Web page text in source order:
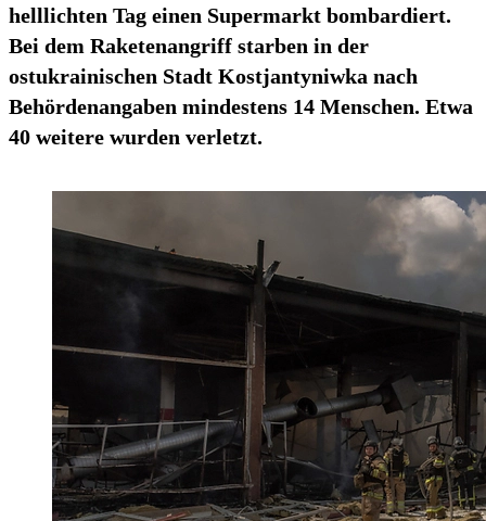
helllichten Tag einen Supermarkt bombardiert.
Bei dem Raketenangriff starben in der
ostukrainischen Stadt Kostjantyniwka nach
Behördenangaben mindestens 14 Menschen. Etwa
40 weitere wurden verletzt.